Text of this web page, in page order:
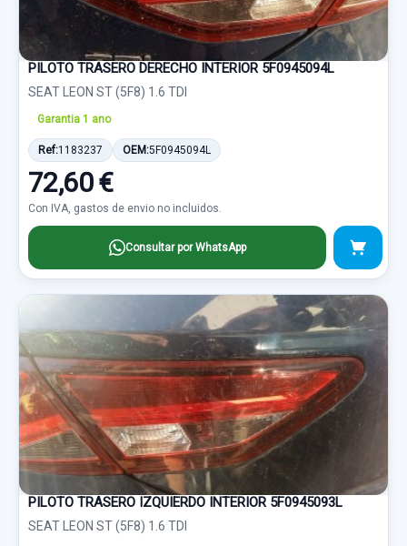
PILOTO TRASERO DERECHO INTERIOR 5F0945094L
SEAT LEON ST (5F8) 1.6 TDI
Garantia 1 ano
Ref:1183237 OEM:5F0945094L
72,60 €
Con IVA, gastos de envio no incluidos.
Consultar por WhatsApp
PILOTO TRASERO IZQUIERDO INTERIOR 5F0945093L
SEAT LEON ST (5F8) 1.6 TDI